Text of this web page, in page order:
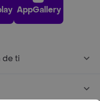
AppGallery
de ti